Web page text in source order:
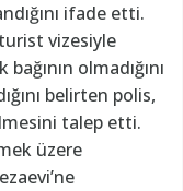
ifade etti.
vizesiyle
olmadığını
belirten polis,
talep etti.
üzere